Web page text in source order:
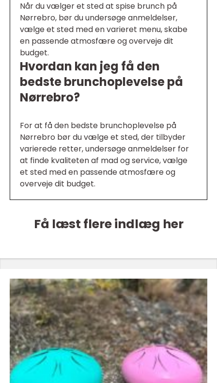
Når du vælger et sted at spise brunch på
Nørrebro, bør du undersøge anmeldelser,
vælge et sted med en varieret menu, skabe
en passende atmosfære og overveje dit
budget.
Hvordan kan jeg få den
bedste brunchoplevelse på
Nørrebro?
For at få den bedste brunchoplevelse på
Nørrebro bør du vælge et sted, der tilbyder
varierede retter, undersøge anmeldelser for
at finde kvaliteten af mad og service, vælge
et sted med en passende atmosfære og
overveje dit budget.
Få læst flere indlæg her